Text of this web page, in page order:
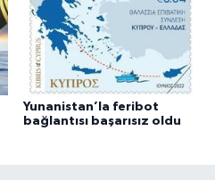
Yunanistan’la feribot
bağlantısı başarısız oldu